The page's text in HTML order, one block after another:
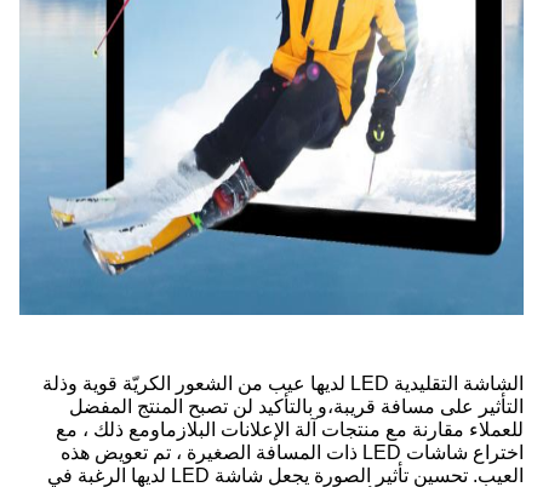
الشاشة التقليدية LED لديها عيب من الشعور الكريّة قوية وذلة
التأثير على مسافة قريبة،و بالتأكيد لن تصبح المنتج المفضل
للعملاء مقارنة مع منتجات آلة الإعلانات البلازماومع ذلك ، مع
اختراع شاشات LED ذات المسافة الصغيرة ، تم تعويض هذه
العيب. تحسين تأثير الصورة يجعل شاشة LED لديها الرغبة في